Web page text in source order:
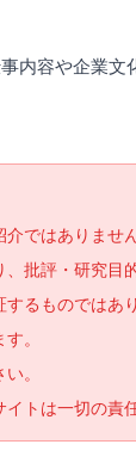
容や企業
ではありません
批評・研究目的
るものではあ
。
。
トは一切の責